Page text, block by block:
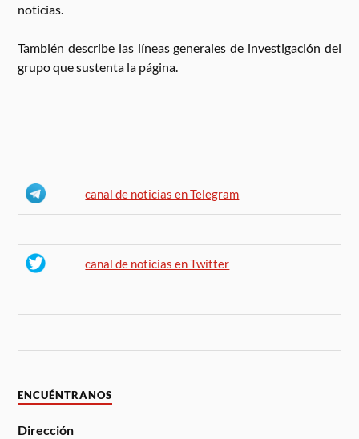
noticias.
También describe las líneas generales de investigación del
grupo que sustenta la página.
canal de noticias en Telegram
canal de noticias en Twitter
ENCUÉNTRANOS
Dirección